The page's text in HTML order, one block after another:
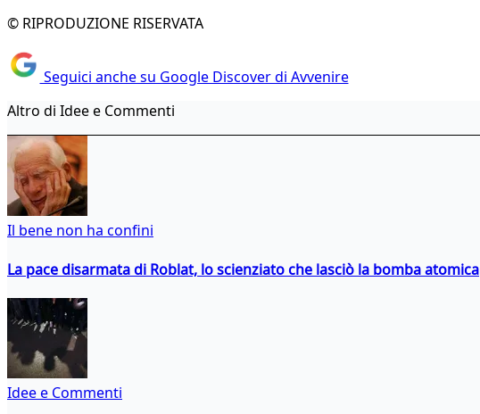
© RIPRODUZIONE RISERVATA
Seguici anche su Google Discover di Avvenire
Altro di Idee e Commenti
Il bene non ha confini
La pace disarmata di Roblat, lo scienziato che lasciò la bomba atomica
Idee e Commenti